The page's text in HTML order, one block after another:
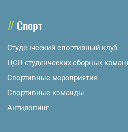
Спорт
Студенческий спортивный клуб
ЦСП студенческих сборных
Спортивные мероприятия
Спортивные команды
Антидопинг